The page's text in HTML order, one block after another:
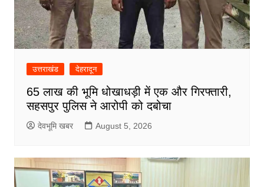
उत्तराखंड देहरादून
65 लाख की भूमि धोखाधड़ी में एक और गिरफ्तारी,
सहसपुर पुलिस ने आरोपी को दबोचा
देवभूमि खबर August 5, 2026